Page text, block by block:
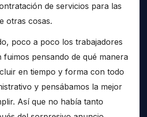
de servicios para las
otras cosas.
poco a poco los trabajadores
fuimos pensando de qué manera
en tiempo y forma con todo
y pensábamos la mejor
Así que no había tanto